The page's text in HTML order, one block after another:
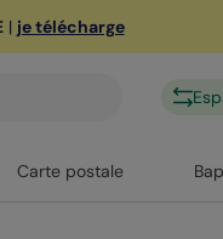
| je télécharge
Carte postale